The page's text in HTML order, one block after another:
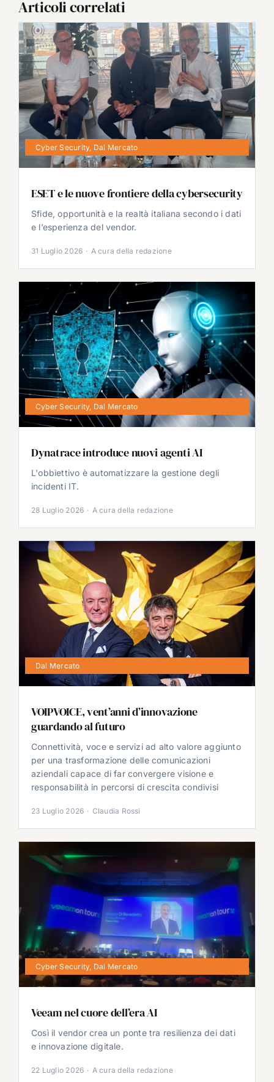
Articoli correlati
Cyber Security, Dal Mercato
ESET e le nuove frontiere della cybersecurity
Sfide, opportunità e la realtà italiana secondo i dati
e l’esperienza del vendor.
31 Luglio 2026 · A cura della redazione
Cyber Security, Dal Mercato
Dynatrace introduce nuovi agenti AI
L'obbiettivo è automatizzare la gestione degli
incidenti IT.
28 Luglio 2026 · A cura della redazione
Dal Mercato
VOIPVOICE, vent’anni d’innovazione
guardando al futuro
Connettività, voce e servizi ad alto valore aggiunto
per una trasformazione delle comunicazioni
aziendali capace di far convergere visione e
responsabilità in percorsi di crescita condivisi
23 Luglio 2026 · Claudia Rossi
Cyber Security, Dal Mercato
Veeam nel cuore dell’era AI
Così il vendor crea un ponte tra resilienza dei dati
e innovazione digitale.
22 Luglio 2026 · A cura della redazione